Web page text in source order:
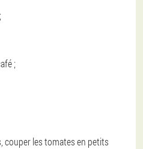
;
couper les tomates en petits